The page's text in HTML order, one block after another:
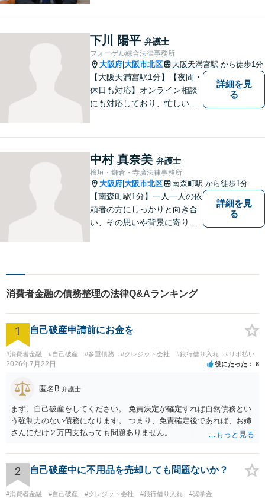
まずはお気軽にご相談くださ
い。
下川 陽平 弁護士
フォーゲル綜合法律事務所
大阪府 大阪市北区 大阪天満宮駅 から徒歩1分
【大阪天満宮駅1分】【夜間・
休日も対応】オンライン相談
にも対応しており、忙しい方
出せるよう全力を尽くして参
ります！企業法務から個人ト
ラブルまで幅広く対応。【完
全個室で相談】
詳細を見
る
中村 真奈美 弁護士
檜垣・鎌倉・寺廣法律事務所
大阪府 大阪市北区 南森町駅 から徒歩1分
【南森町駅1分】一人一人の依
頼者の方にしっかりと向き合
い、その思いや背景に寄り添
を心がけ、安心してご相談い
ただける存在でありたいと考
えています。
詳細を見
る
消費者金融の債務整理の法律Q&Aランキング
1 自己破産申請前にお金を
#消費者金融 #自己破産 #多重債務 #クレジット会社 #銀行借り入れ #リボ払い
2026年7月22日 役にたった 8
匿名B 弁護士
まず、自己破産をしてください。 免責決定が確定すれば自然債務とい
う強制力のない債務になります。 つまり、免責確定後であれば、お姉
さんにだけ２万円支払っても問題ありません。
2 自己破産中に不用品を売却しても問題ないか？
#消費者金融 #自己破産 #クレジット会社 #銀行借り入れ
#奨学金